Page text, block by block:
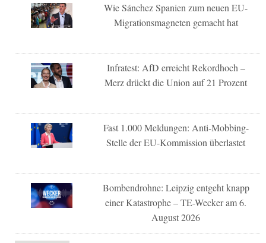
Wie Sánchez Spanien zum neuen EU-
Migrationsmagneten gemacht hat
Infratest: AfD erreicht Rekordhoch –
Merz drückt die Union auf 21 Prozent
Fast 1.000 Meldungen: Anti-Mobbing-
Stelle der EU-Kommission überlastet
Bombendrohne: Leipzig entgeht knapp
einer Katastrophe – TE-Wecker am 6.
August 2026